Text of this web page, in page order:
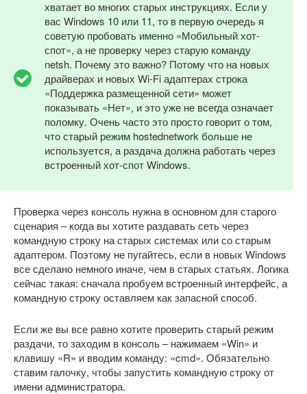
хватает во многих старых инструкциях. Если у
вас Windows 10 или 11, то в первую очередь я
советую пробовать именно «Мобильный хот-
спот», а не проверку через старую команду
netsh. Почему это важно? Потому что на новых
драйверах и новых Wi-Fi адаптерах строка
«Поддержка размещенной сети» может
показывать «Нет», и это уже не всегда означает
поломку. Очень часто это просто говорит о том,
что старый режим hostednetwork больше не
используется, а раздача должна работать через
встроенный хот-спот Windows.
Проверка через консоль нужна в основном для старого
сценария – когда вы хотите раздавать сеть через
командную строку на старых системах или со старым
адаптером. Поэтому не пугайтесь, если в новых Windows
все сделано немного иначе, чем в старых статьях. Логика
сейчас такая: сначала пробуем встроенный интерфейс, а
командную строку оставляем как запасной способ.
Если же вы все равно хотите проверить старый режим
раздачи, то заходим в консоль – нажимаем «Win» и
клавишу «R» и вводим команду: «cmd». Обязательно
ставим галочку, чтобы запустить командную строку от
имени администратора.